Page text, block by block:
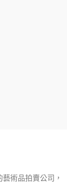
術品拍賣公司，